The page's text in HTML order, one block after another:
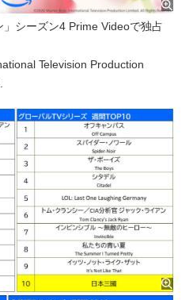
」シーズン4 Prime Videoで独占
Television Production